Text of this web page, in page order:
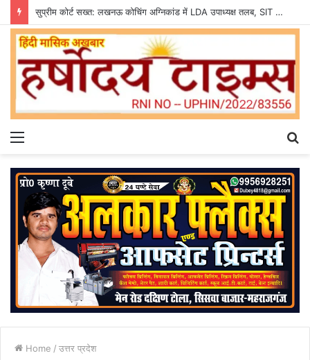
सुप्रीम कोर्ट सख्त: लखनऊ कोचिंग अग्निकांड में LDA उपाध्यक्ष तलब, SIT से मांगी सीलबंद रिपोर्ट
Menu
Home / उत्तर प्रदेश